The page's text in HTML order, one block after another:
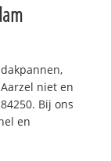
niet en
Bij ons
en